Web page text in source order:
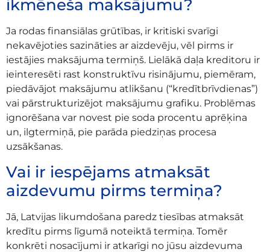
ikmēneša maksājumu?
Ja rodas finansiālas grūtības, ir kritiski svarīgi
nekavējoties sazināties ar aizdevēju, vēl pirms ir
iestājies maksājuma termiņš. Lielākā daļa kreditoru ir
ieinteresēti rast konstruktīvu risinājumu, piemēram,
piedāvājot maksājumu atlikšanu (“kredītbrīvdienas”)
vai pārstrukturizējot maksājumu grafiku. Problēmas
ignorēšana var novest pie soda procentu aprēķina
un, ilgtermiņā, pie parāda piedziņas procesa
uzsākšanas.
Vai ir iespējams atmaksāt
aizdevumu pirms termiņa?
Jā, Latvijas likumdošana paredz tiesības atmaksāt
kredītu pirms līgumā noteiktā termiņa. Tomēr
konkrēti nosacījumi ir atkarīgi no jūsu aizdevuma